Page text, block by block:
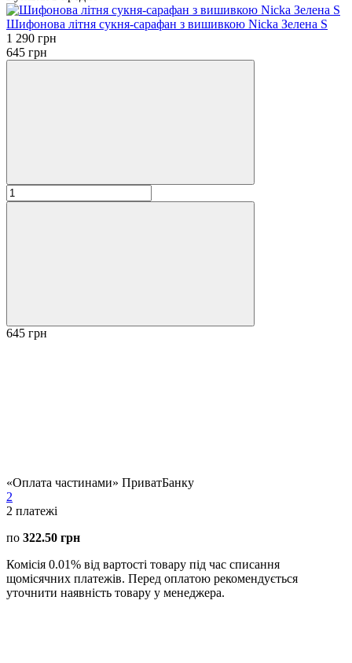
Шифонова літня сукня-сарафан з вишивкою Nicka Зелена S
1 290 грн
645 грн
645 грн
«Оплата частинами» ПриватБанку
2
2 платежі
по 322.50 грн
Комісія 0.01% від вартості товару під час списання
щомісячних платежів. Перед оплатою рекомендується
уточнити наявність товару у менеджера.